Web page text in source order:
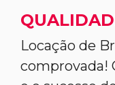
Locação de
comprovada!